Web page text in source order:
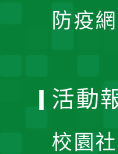
防疫
活動
校園